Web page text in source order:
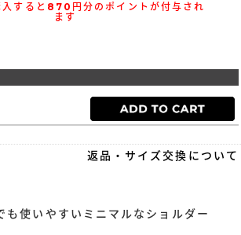
入すると870円分のポイントが付与され
ます
返品・サイズ交換について
も使いやすいミニマルなショルダー